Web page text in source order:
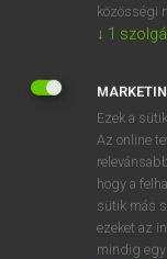
közösségi
↓ 1
Ezek a
Az online
hogy a
sütik más
ezeket az
mindig egy